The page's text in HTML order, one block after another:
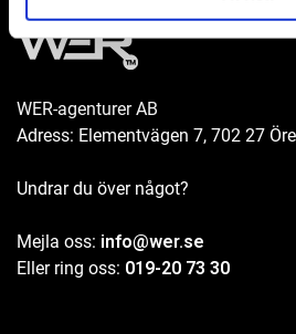
WER-agenturer AB
Adress: Elementvägen 7, 702 27
Undrar du över något?
Mejla oss: info@wer.se
Eller ring oss: 019-20 73 30